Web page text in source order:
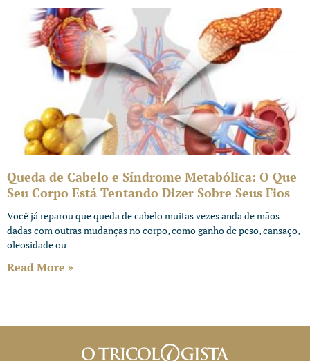
Queda de Cabelo e Síndrome Metabólica: O Que
Seu Corpo Está Tentando Dizer Sobre Seus Fios
Você já reparou que queda de cabelo muitas vezes anda de mãos
dadas com outras mudanças no corpo, como ganho de peso, cansaço,
oleosidade ou
Read More »